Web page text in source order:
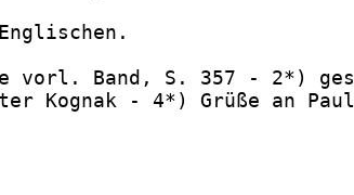
vorl. Band, S. 357 - 2*)
Kognak - 4*) Grüße an